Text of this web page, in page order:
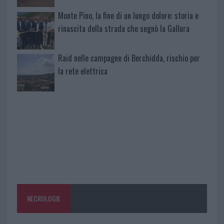
Monte Pino, la fine di un lungo dolore: storia e
rinascita della strada che segnò la Gallura
Raid nelle campagne di Berchidda, rischio per
la rete elettrica
NECROLOGIE